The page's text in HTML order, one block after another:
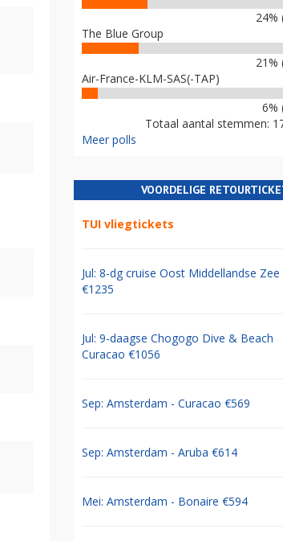
24%
The Blue Group
21%
Air-France-KLM-SAS(-TAP)
6%
Totaal aantal stemmen:
Meer polls
VOORDELIGE
TUI vliegtickets
Jul: 8-dg cruise Oost Middellandse Zee
€1235
Jul: 9-daagse Chogogo Dive & Beach
Curacao €1056
Sep: Amsterdam - Curacao €569
Sep: Amsterdam - Aruba €614
Mei: Amsterdam - Bonaire €594